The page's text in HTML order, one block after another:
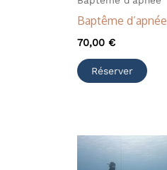
Baptême d’apnée
70,00 €
Réserver